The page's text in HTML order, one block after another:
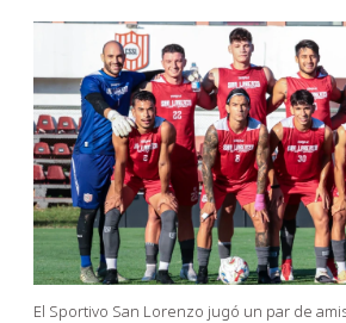
El Sportivo San Lorenzo jugó un par de